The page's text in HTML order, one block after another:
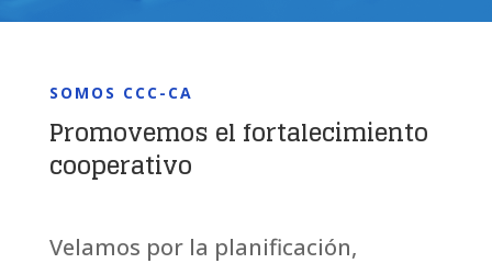
SOMOS CCC-CA
Promovemos el fortalecimiento
cooperativo
Velamos por la planificación,